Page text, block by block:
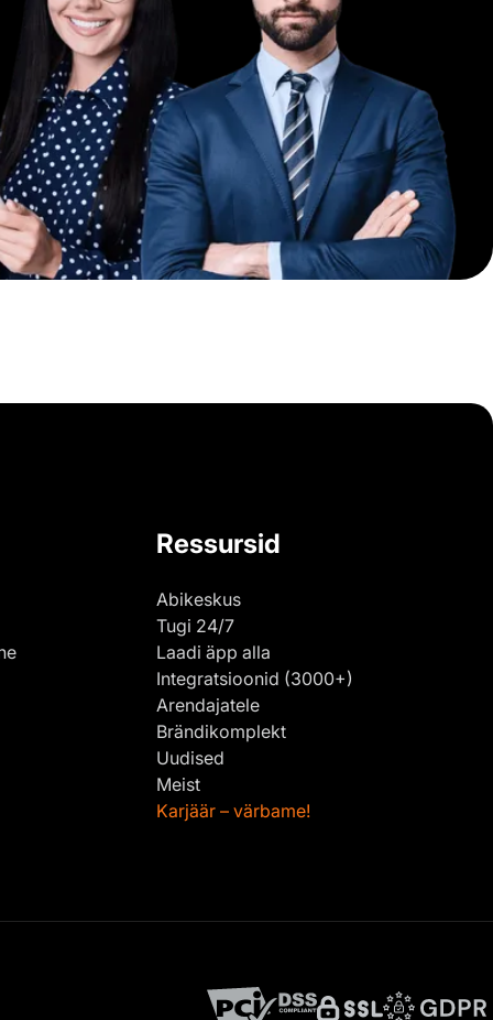
Ressursid
Abikeskus
Tugi 24/7
Laadi äpp alla
Integratsioonid (3000+)
Arendajatele
Brändikomplekt
Uudised
Meist
Karjäär – värbame!